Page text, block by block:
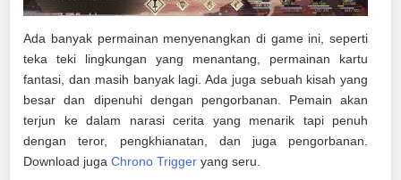
Ada banyak permainan menyenangkan di game ini, seperti
teka teki lingkungan yang menantang, permainan kartu
fantasi, dan masih banyak lagi. Ada juga sebuah kisah yang
besar dan dipenuhi dengan pengorbanan. Pemain akan
terjun ke dalam narasi cerita yang menarik tapi penuh
dengan teror, pengkhianatan, dan juga pengorbanan.
Download jugaChrono Trigger yang seru.